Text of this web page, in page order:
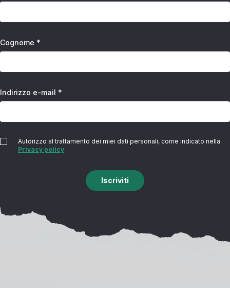
Cognome *
Indirizzo e-mail *
Autorizzo al trattamento dei miei dati personali, come indicato nella
Privacy policy
Iscriviti